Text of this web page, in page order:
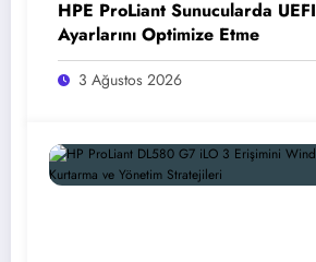
HPE ProLiant Sunucularda UEFI
Ayarlarını Optimize Etme
3 Ağustos 2026